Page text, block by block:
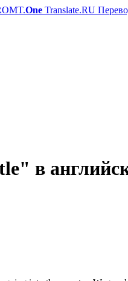
One Translate.RU
в